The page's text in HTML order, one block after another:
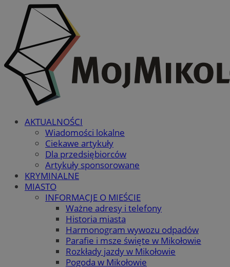
AKTUALNOŚCI
Wiadomości lokalne
Ciekawe artykuły
Dla przedsiębiorców
Artykuły sponsorowane
KRYMINALNE
MIASTO
INFORMACJE O MIEŚCIE
Ważne adresy i telefony
Historia miasta
Harmonogram wywozu odpadów
Parafie i msze święte w Mikołowie
Rozkłady jazdy w Mikołowie
Pogoda w Mikołowie